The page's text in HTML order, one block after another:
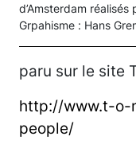
d’Amsterdam réalisés
Grpahisme : Hans
paru sur le site
http://www.t-
people/